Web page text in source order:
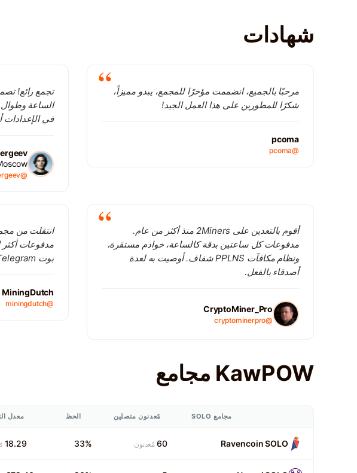
شهادات
تجمع رائع!
الساعة وطوال
في الإعدادات
@nicksergeev
مرحبًا بالجميع، انضممت مؤخرًا للمجمع، يبدو مميزاً،
شكرًا للمطورين على هذا العمل الجيد!
pcoma
@pcoma
بوت Telegram مفيدة جدًا لمراقبة أجهزتي عن بُعد.
MiningDutch
@miningdutch
أقوم بالتعدين على 2Miners منذ أكثر من عام.
مدفوعات كل ساعتين بدقة كالساعة، خوادم مستقرة،
ونظام مكافآت PPLNS شفاف. أوصيت به لعدة
أصدقاء بالفعل.
CryptoMiner_Pro
@cryptominerpro
KawPOW مجامع
مجامع SOLO مٌعدنون متصلين الحظ معدل
Ravencoin SOLO
60مٌعدنون 33%
18.29